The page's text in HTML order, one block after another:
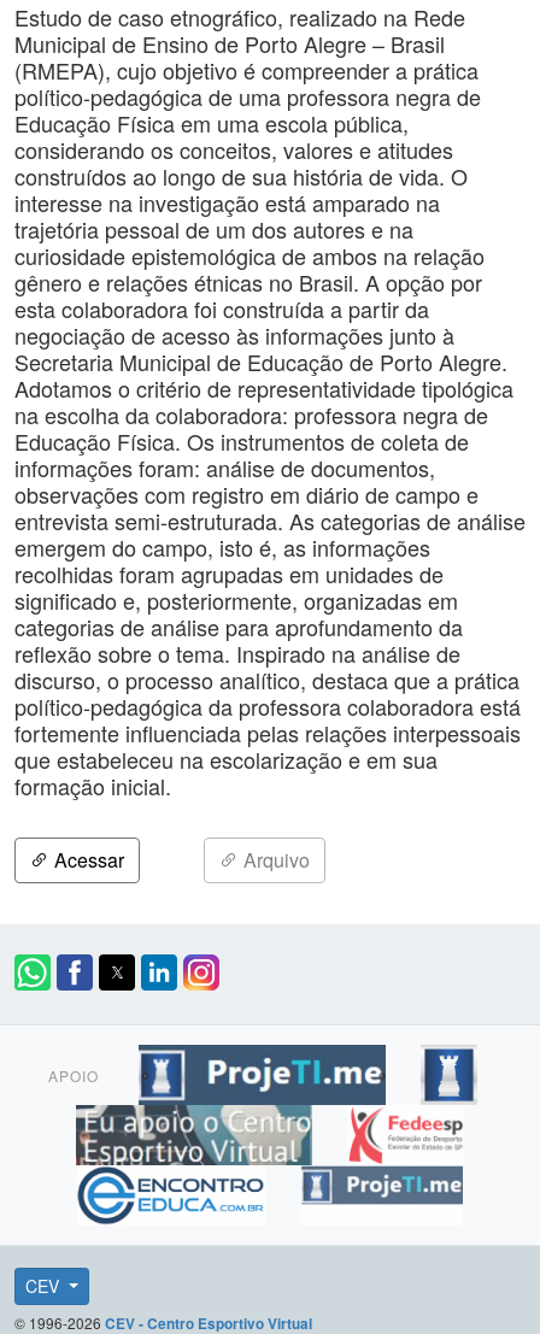
Estudo de caso etnográfico, realizado na Rede
Municipal de Ensino de Porto Alegre – Brasil
(RMEPA), cujo objetivo é compreender a prática
político-pedagógica de uma professora negra de
Educação Física em uma escola pública,
considerando os conceitos, valores e atitudes
construídos ao longo de sua história de vida. O
interesse na investigação está amparado na
trajetória pessoal de um dos autores e na
curiosidade epistemológica de ambos na relação
gênero e relações étnicas no Brasil. A opção por
esta colaboradora foi construída a partir da
negociação de acesso às informações junto à
Secretaria Municipal de Educação de Porto Alegre.
Adotamos o critério de representatividade tipológica
na escolha da colaboradora: professora negra de
Educação Física. Os instrumentos de coleta de
informações foram: análise de documentos,
observações com registro em diário de campo e
entrevista semi-estruturada. As categorias de análise
emergem do campo, isto é, as informações
recolhidas foram agrupadas em unidades de
significado e, posteriormente, organizadas em
categorias de análise para aprofundamento da
reflexão sobre o tema. Inspirado na análise de
discurso, o processo analítico, destaca que a prática
político-pedagógica da professora colaboradora está
fortemente influenciada pelas relações interpessoais
que estabeleceu na escolarização e em sua
formação inicial.
Acessar Arquivo
APOIO
CEV
© 1996-2026 CEV - Centro Esportivo Virtual